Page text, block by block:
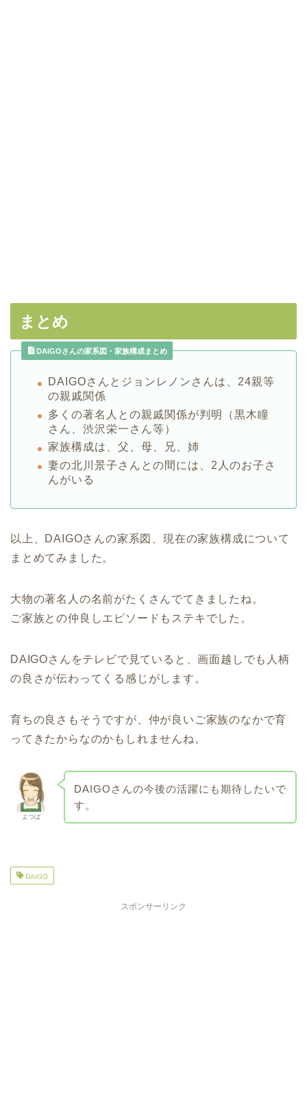
まとめ
DAIGOさんの家系図・家族構成まとめ
DAIGOさんとジョンレノンさんは、24親等
の親戚関係
多くの著名人との親戚関係が判明（黒木瞳
さん、渋沢栄一さん等）
家族構成は、父、母、兄、姉
妻の北川景子さんとの間には、2人のお子さ
んがいる
以上、DAIGOさんの家系図、現在の家族構成について
まとめてみました。
大物の著名人の名前がたくさんでてきましたね。
ご家族との仲良しエピソードもステキでした。
DAIGOさんをテレビで見ていると、画面越しでも人柄
の良さが伝わってくる感じがします。
育ちの良さもそうですが、仲が良いご家族のなかで育
ってきたからなのかもしれませんね。
よつば
DAIGOさんの今後の活躍にも期待したいで
す。
DAIGO
スポンサーリンク